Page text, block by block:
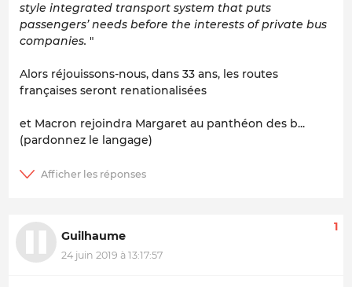
style integrated transport system that puts
passengers’ needs before the interests of private bus
companies. "
Alors réjouissons-nous, dans 33 ans, les routes
françaises seront renationalisées
et Macron rejoindra Margaret au panthéon des b...
(pardonnez le langage)
Guilhaume
24 juin 2019 à 13:17:57
1